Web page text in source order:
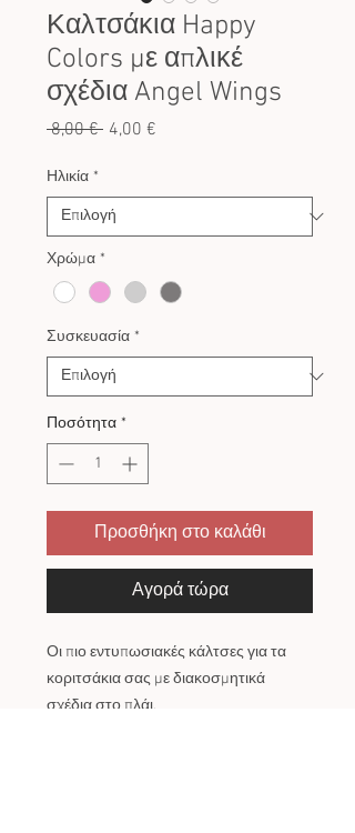
Καλτσάκια Happy
Colors με απλικέ
σχέδια Angel Wings
8,00 € Κανονική
4,00 €
Ηλικία *
Χρώμα *
Συσκευασία *
Ποσότητα *
Προσθήκη στο καλάθι
Αγορά τώρα
Οι πιο εντυπωσιακές κάλτσες για τα
κοριτσάκια σας με διακοσμητικά
σχέδια στο πλάι.